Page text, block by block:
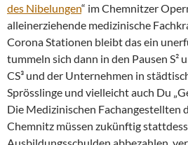
des Nibelungen“ im Chemnitzer
alleinerziehende medizinische
Corona Stationen bleibt das ein
tummeln sich dann in den Pausen S²
CS³ und der Unternehmen in
Sprösslinge und vielleicht auch Du
Die Medizinischen Fachangestellten
Chemnitz müssen zukünftig
Ausbildungsschulden abbezahlen,